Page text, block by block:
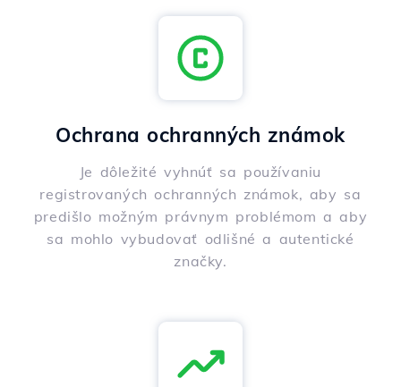
Ochrana ochranných známok
Je dôležité vyhnúť sa používaniu
registrovaných ochranných známok, aby sa
predišlo možným právnym problémom a aby
sa mohlo vybudovať odlišné a autentické
značky.